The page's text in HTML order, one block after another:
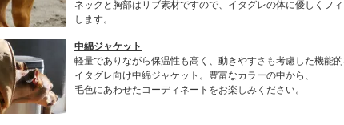
ネックと胸部はリブ素材ですので、イタグレの体に優しくフィ
します。
中綿ジャケット
軽量でありながら保温性も高く、動きやすさも考慮した機能
イタグレ向け中綿ジャケット。豊富なカラーの中から、
毛色にあわせたコーディネートをお楽しみください。